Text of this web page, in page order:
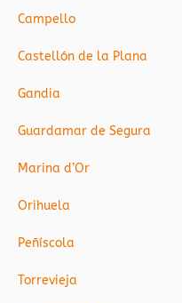
Campello
Castellón de la Plana
Gandia
Guardamar de Segura
Marina d’Or
Orihuela
Peñíscola
Torrevieja